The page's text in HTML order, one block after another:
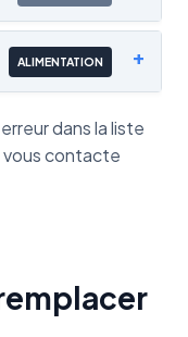
ALIMENTATION
dans la liste
vous contacte